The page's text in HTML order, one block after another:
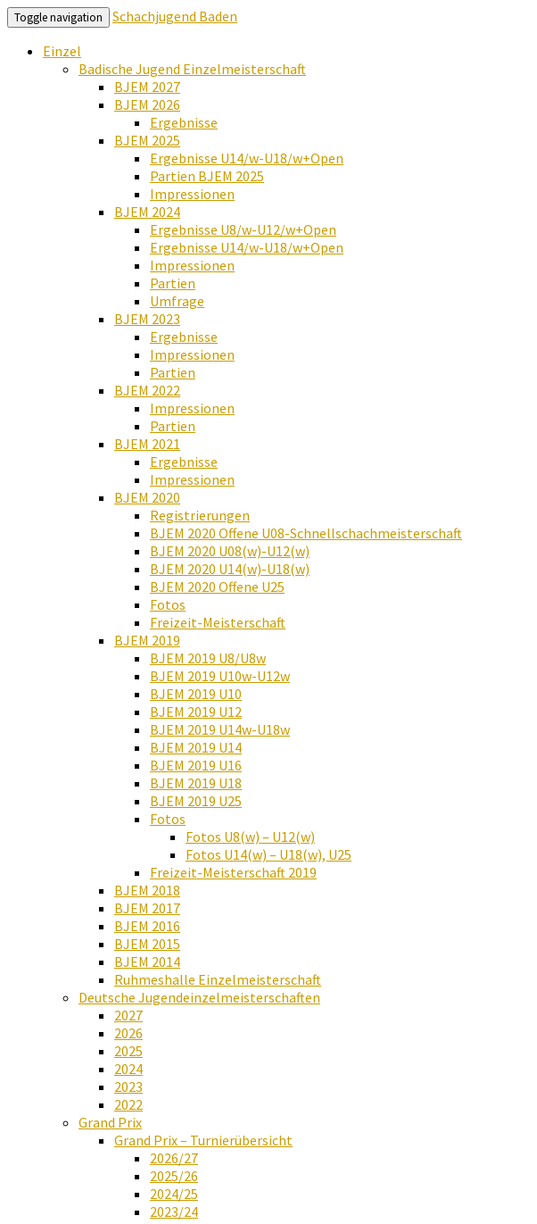
Toggle navigation
Schachjugend Baden
Einzel
Badische Jugend Einzelmeisterschaft
BJEM 2027
BJEM 2026
Ergebnisse
BJEM 2025
Ergebnisse U14/w-U18/w+Open
Partien BJEM 2025
Impressionen
BJEM 2024
Ergebnisse U8/w-U12/w+Open
Ergebnisse U14/w-U18/w+Open
Impressionen
Partien
Umfrage
BJEM 2023
Ergebnisse
Impressionen
Partien
BJEM 2022
Impressionen
Partien
BJEM 2021
Ergebnisse
Impressionen
BJEM 2020
Registrierungen
BJEM 2020 Offene U08-Schnellschachmeisterschaft
BJEM 2020 U08(w)-U12(w)
BJEM 2020 U14(w)-U18(w)
BJEM 2020 Offene U25
Fotos
Freizeit-Meisterschaft
BJEM 2019
BJEM 2019 U8/U8w
BJEM 2019 U10w-U12w
BJEM 2019 U10
BJEM 2019 U12
BJEM 2019 U14w-U18w
BJEM 2019 U14
BJEM 2019 U16
BJEM 2019 U18
BJEM 2019 U25
Fotos
Fotos U8(w) – U12(w)
Fotos U14(w) – U18(w), U25
Freizeit-Meisterschaft 2019
BJEM 2018
BJEM 2017
BJEM 2016
BJEM 2015
BJEM 2014
Ruhmeshalle Einzelmeisterschaft
Deutsche Jugendeinzelmeisterschaften
2027
2026
2025
2024
2023
2022
Grand Prix
Grand Prix – Turnierübersicht
2026/27
2025/26
2024/25
2023/24